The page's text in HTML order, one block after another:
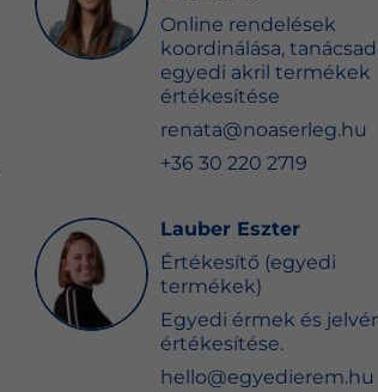
Online rendelések
koordinálása,
egyedi akril termékek
értékesítése
renata@noaserleg.hu
+36 30 220 2719
Lauber Eszter
Értékesítő (egyedi
termékek)
Egyedi érmek és
értékesítése.
hello@egyedierem.hu